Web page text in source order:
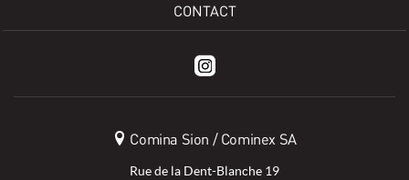
CONTACT
Comina Sion / Cominex SA
Rue de la Dent-Blanche 19